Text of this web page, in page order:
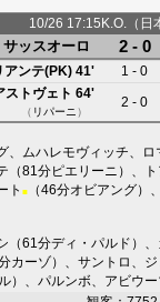
10/26 17:15K.O.（日
サッスオーロ 2 - 0
アンテ(PK) 41'
1 - 0
ストヴェト 64'
（ リパーニ ）
2 - 0
ムハレモヴィッチ ロ
（81分ピエリーニ ）、
ト ■ （46分オビアング）、
（61分ディ・パルド ）、
カーゾ）、 サントロ
）、 パルンボ アビウ